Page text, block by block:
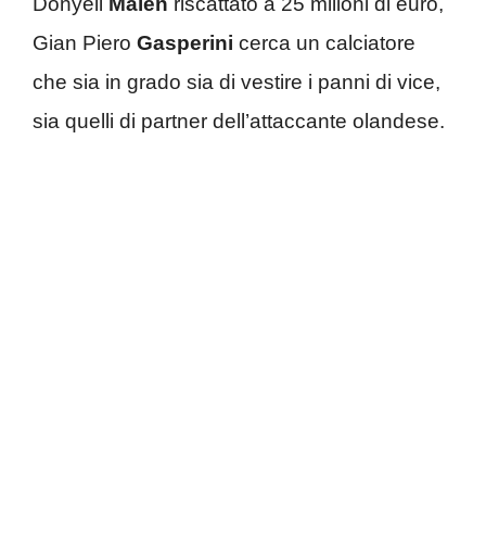
Gian Piero Gasperini cerca un calciatore
che sia in grado sia di vestire i panni di vice,
sia quelli di partner dell’attaccante olandese.